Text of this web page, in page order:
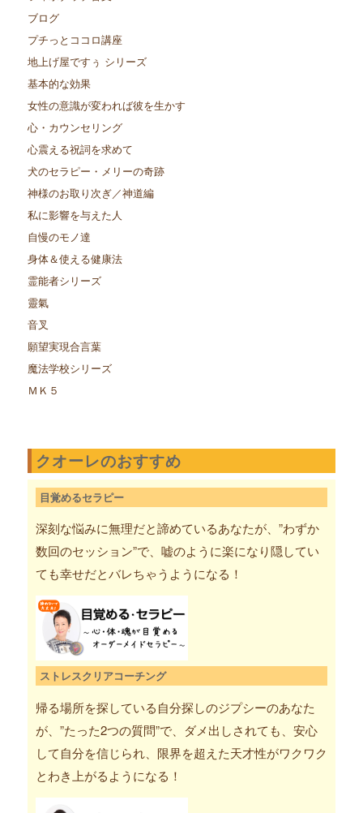
ブログ
プチっとココロ講座
地上げ屋ですぅ シリーズ
基本的な効果
女性の意識が変われば彼を生かす
心・カウンセリング
心震える祝詞を求めて
犬のセラピー・メリーの奇跡
神様のお取り次ぎ／神道編
私に影響を与えた人
自慢のモノ達
身体＆使える健康法
霊能者シリーズ
靈氣
音叉
願望実現合言葉
魔法学校シリーズ
ＭＫ５
クオーレのおすすめ
目覚めるセラピー
深刻な悩みに無理だと諦めているあなたが、”わずか
数回のセッション”で、嘘のように楽になり隠してい
ても幸せだとバレちゃうようになる！
ストレスクリアコーチング
帰る場所を探している自分探しのジプシーのあなた
が、”たった2つの質問”で、ダメ出しされても、安心
して自分を信じられ、限界を超えた天才性がワクワク
とわき上がるようになる！